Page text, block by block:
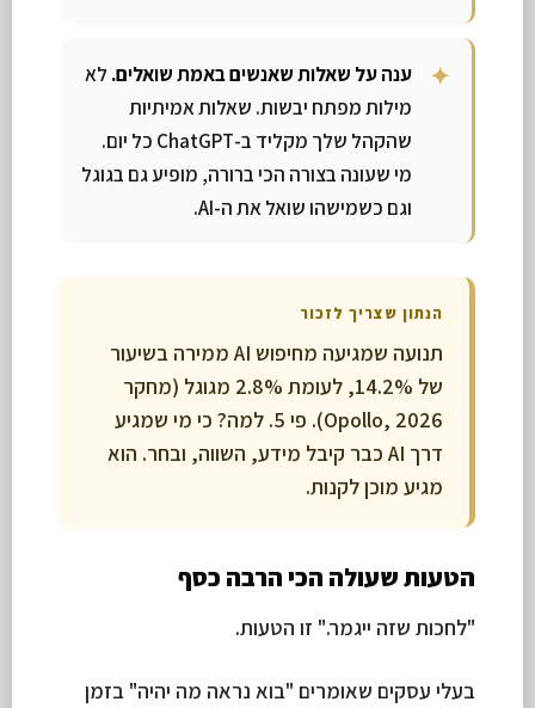
ענה על שאלות שאנשים באמת שואלים. לא
מילות מפתח יבשות. שאלות אמיתיות
שהקהל שלך מקליד ב-ChatGPT כל יום.
מי שעונה בצורה הכי ברורה, מופיע גם בגוגל
וגם כשמישהו שואל את ה-AI.
הנתון שצריך לזכור
תנועה שמגיעה מחיפוש AI ממירה בשיעור
של 14.2%, לעומת 2.8% מגוגל (מחקר
Opollo, 2026). פי 5. למה? כי מי שמגיע
דרך AI כבר קיבל מידע, השווה, ובחר. הוא
מגיע מוכן לקנות.
הטעות שעולה הכי הרבה כסף
"לחכות שזה ייגמר." זו הטעות.
בעלי עסקים שאומרים "בוא נראה מה יהיה" בזמן